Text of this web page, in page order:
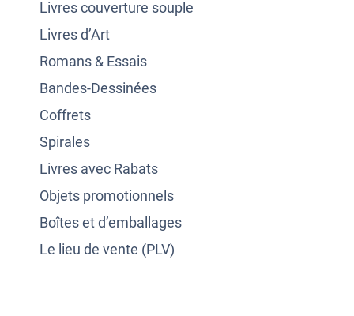
Livres couverture souple
Livres d’Art
Romans & Essais
Bandes-Dessinées
Coffrets
Spirales
Livres avec Rabats
Objets promotionnels
Boîtes et d’emballages
Le lieu de vente (PLV)